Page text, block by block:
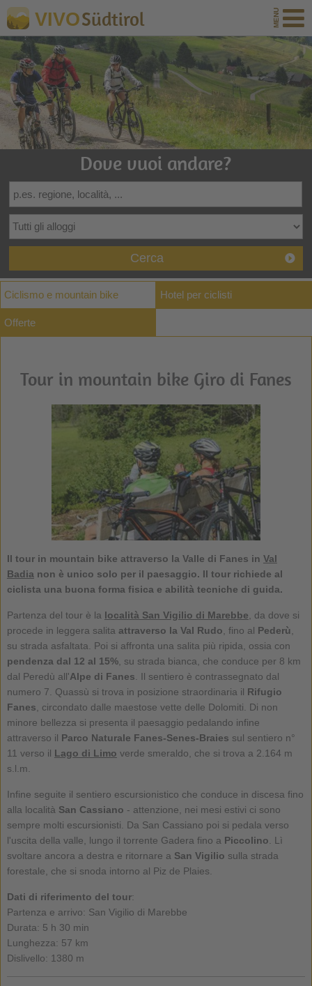
VIVOSüdtirol
Dove vuoi andare?
Cerca
Ciclismo e mountain bike Hotel per ciclisti
Offerte
Tour in mountain bike Giro di Fanes
Il tour in mountain bike attraverso la Valle di Fanes in Val
Badia non è unico solo per il paesaggio. Il tour richiede al
ciclista una buona forma fisica e abilità tecniche di guida.
Partenza del tour è la località San Vigilio di Marebbe , da dove si
procede in leggera salita attraverso la Val Rudo , fino al Pederù
su strada asfaltata. Poi si affronta una salita più ripida, ossia con
pendenza dal 12 al 15%, su strada bianca, che conduce per 8 km
dal Peredù all'Alpe di Fanes . Il sentiero è contrassegnato dal
numero 7. Quassù si trova in posizione straordinaria il Rifugio
Fanes , circondato dalle maestose vette delle Dolomiti. Di non
minore bellezza si presenta il paesaggio pedalando infine
attraverso il Parco Naturale Fanes-Senes-Braies sul sentiero n°
11 verso il Lago di Limo verde smeraldo, che si trova a 2.164 m
s.l.m.
Infine seguite il sentiero escursionistico che conduce in discesa fino
alla località San Cassiano - attenzione, nei mesi estivi ci sono
sempre molti escursionisti. Da San Cassiano poi si pedala verso
l'uscita della valle, lungo il torrente Gadera fino a Piccolino . Lì
svoltare ancora a destra e ritornare a San Vigilio sulla strada
forestale, che si snoda intorno al Piz de Plaies.
Dati di riferimento del tour:
Partenza e arrivo: San Vigilio di Marebbe
Durata: 5 h 30 min
Lunghezza: 57 km
Dislivello: 1380 m